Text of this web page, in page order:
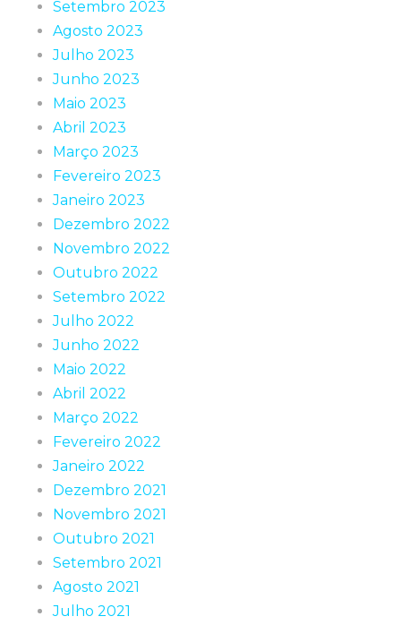
Setembro 2023
Agosto 2023
Julho 2023
Junho 2023
Maio 2023
Abril 2023
Março 2023
Fevereiro 2023
Janeiro 2023
Dezembro 2022
Novembro 2022
Outubro 2022
Setembro 2022
Julho 2022
Junho 2022
Maio 2022
Abril 2022
Março 2022
Fevereiro 2022
Janeiro 2022
Dezembro 2021
Novembro 2021
Outubro 2021
Setembro 2021
Agosto 2021
Julho 2021